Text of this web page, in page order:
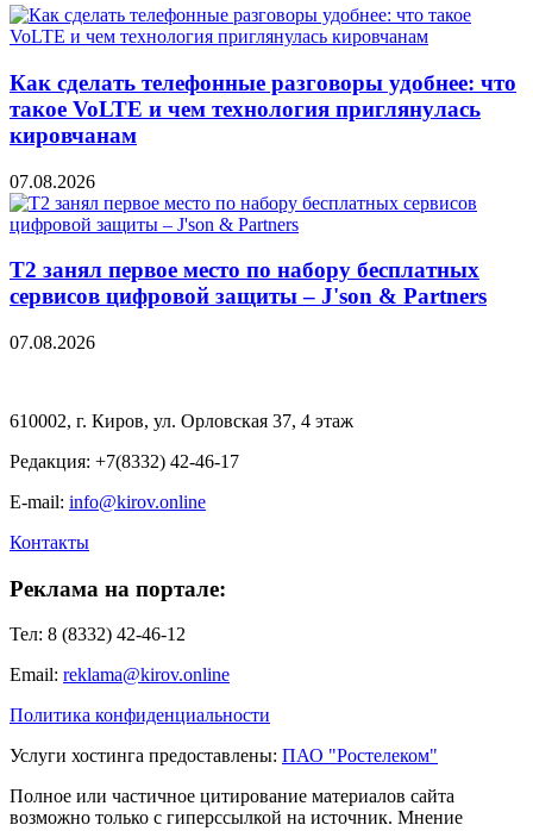
Как сделать телефонные разговоры удобнее: что
такое VoLTE и чем технология приглянулась
кировчанам
07.08.2026
Т2 занял первое место по набору бесплатных
сервисов цифровой защиты – J'son & Partners
07.08.2026
610002, г. Киров, ул. Орловская 37, 4 этаж
Редакция: +7(8332) 42-46-17
E-mail: info@kirov.online
Контакты
Реклама на портале:
Тел: 8 (8332) 42-46-12
Email: reklama@kirov.online
Политика конфиденциальности
Услуги хостинга предоставлены: ПАО "Ростелеком"
Полное или частичное цитирование материалов сайта
возможно только с гиперссылкой на источник. Мнение